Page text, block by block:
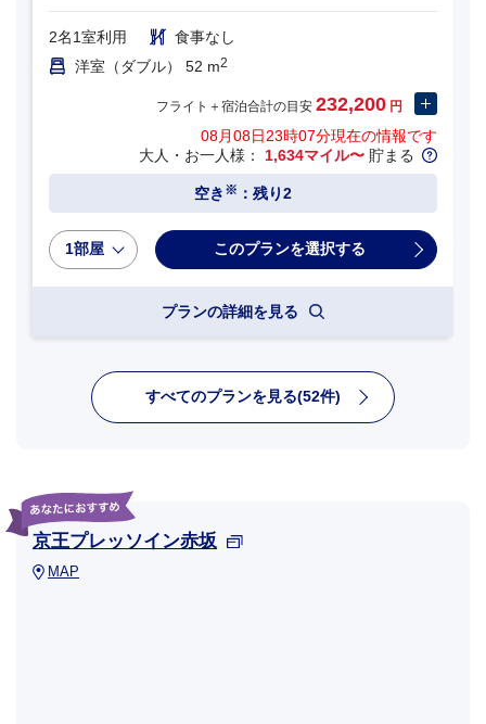
2名1室利用
食事なし
洋室（ダブル） 52 m2
フライト＋宿泊合計の目安 232,200 円
08月08日23時07分現在の情報です
大人・お一人様： 1,634マイル〜 貯まる
空き ※ ：残り2
1部屋
プランの詳細を見る
すべてのプランを見る(52件)
京王プレッソイン赤坂
MAP